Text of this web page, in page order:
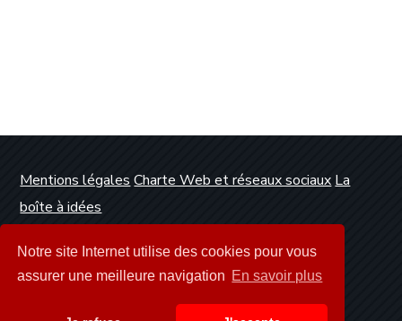
Notre site Internet utilise des cookies pour vous
assurer une meilleure navigation En savoir plus
Mentions légales Charte Web et réseaux sociaux La
boîte à idées
Dunkerque